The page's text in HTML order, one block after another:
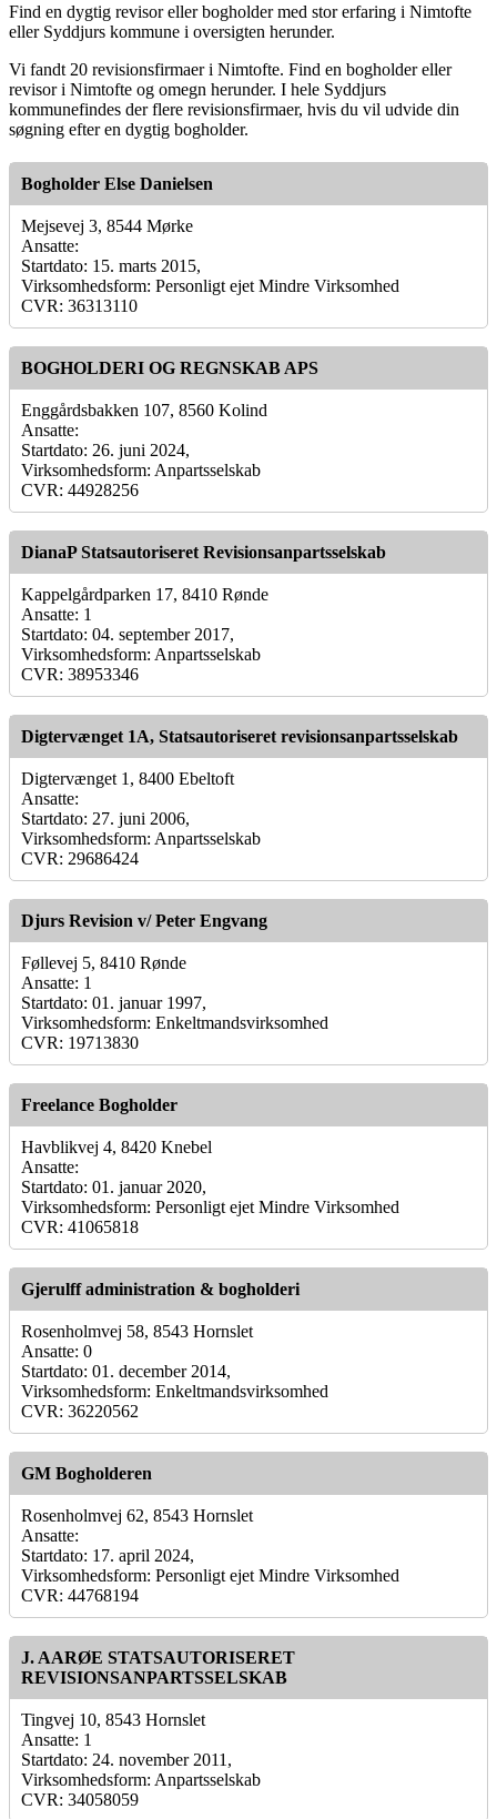
Find en dygtig revisor eller bogholder med stor erfaring i Nimtofte
eller Syddjurs kommune i oversigten herunder.
Vi fandt 20 revisionsfirmaer i Nimtofte. Find en bogholder eller
revisor i Nimtofte og omegn herunder. I hele Syddjurs
kommunefindes der flere revisionsfirmaer, hvis du vil udvide din
søgning efter en dygtig bogholder.
Bogholder Else Danielsen
Mejsevej 3, 8544 Mørke
Ansatte:
Startdato: 15. marts 2015,
Virksomhedsform: Personligt ejet Mindre Virksomhed
CVR: 36313110
BOGHOLDERI OG REGNSKAB APS
Enggårdsbakken 107, 8560 Kolind
Ansatte:
Startdato: 26. juni 2024,
Virksomhedsform: Anpartsselskab
CVR: 44928256
DianaP Statsautoriseret Revisionsanpartsselskab
Kappelgårdparken 17, 8410 Rønde
Ansatte: 1
Startdato: 04. september 2017,
Virksomhedsform: Anpartsselskab
CVR: 38953346
Digtervænget 1A, Statsautoriseret revisionsanpartsselskab
Digtervænget 1, 8400 Ebeltoft
Ansatte:
Startdato: 27. juni 2006,
Virksomhedsform: Anpartsselskab
CVR: 29686424
Djurs Revision v/ Peter Engvang
Føllevej 5, 8410 Rønde
Ansatte: 1
Startdato: 01. januar 1997,
Virksomhedsform: Enkeltmandsvirksomhed
CVR: 19713830
Freelance Bogholder
Havblikvej 4, 8420 Knebel
Ansatte:
Startdato: 01. januar 2020,
Virksomhedsform: Personligt ejet Mindre Virksomhed
CVR: 41065818
Gjerulff administration & bogholderi
Rosenholmvej 58, 8543 Hornslet
Ansatte: 0
Startdato: 01. december 2014,
Virksomhedsform: Enkeltmandsvirksomhed
CVR: 36220562
GM Bogholderen
Rosenholmvej 62, 8543 Hornslet
Ansatte:
Startdato: 17. april 2024,
Virksomhedsform: Personligt ejet Mindre Virksomhed
CVR: 44768194
J. AARØE STATSAUTORISERET
REVISIONSANPARTSSELSKAB
Tingvej 10, 8543 Hornslet
Ansatte: 1
Startdato: 24. november 2011,
Virksomhedsform: Anpartsselskab
CVR: 34058059